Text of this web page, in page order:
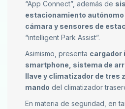
“App Connect”, además de
estacionamiento
cámara y sensores de
“intelligent Park Assist”.
Asimismo, presenta cargador
smartphone, sistema de
llave y climatizador de tres
mando del climatizador
En materia de seguridad, en